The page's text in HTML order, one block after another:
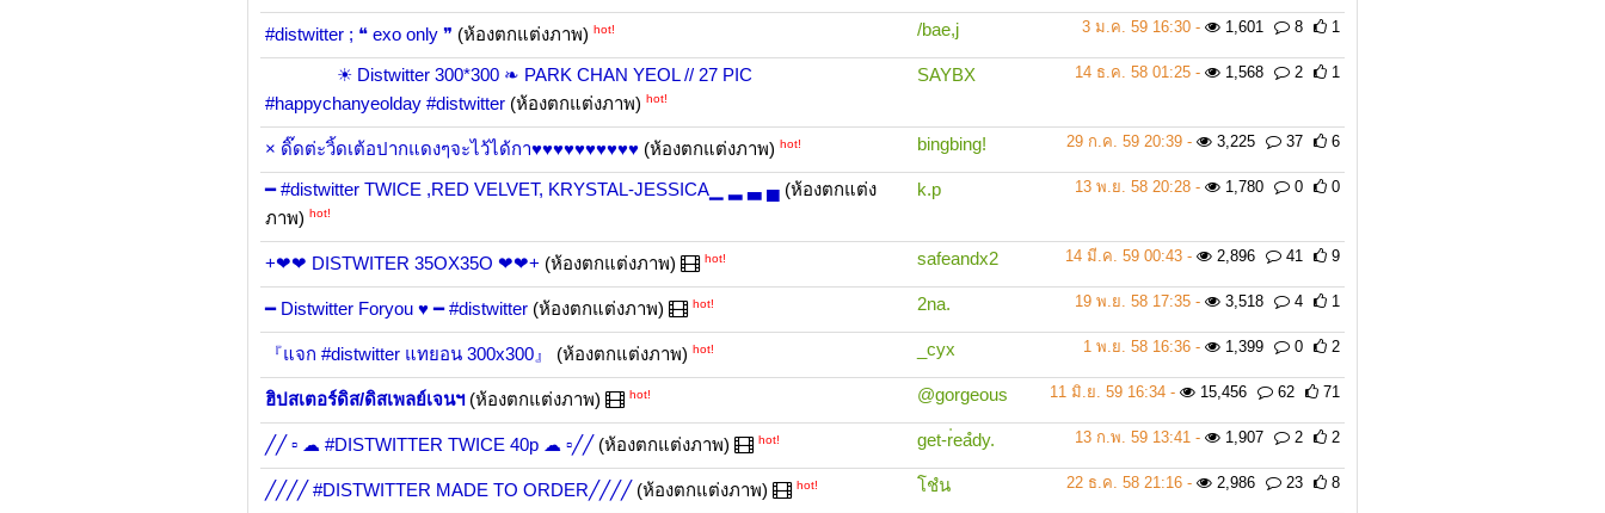
#distwitter ; ❝ exo only ❞ (ห้องตกแต่งภาพ) hot! /bae,j 3 ม.ค. 59 16:30 - 1,601 8 1
☀ Distwitter 300*300 ❧ PARK CHAN YEOL // 27 PIC
#happychanyeolday #distwitter (ห้องตกแต่งภาพ) hot!
SAYBX 14 ธ.ค. 58 01:25 - 1,568 2 1
× ดิ๊ดต่ะวิ้ดเต้อปากแดงๆจะไว้ได้กา♥♥♥♥♥♥♥♥♥♥ (ห้องตกแต่งภาพ) hot! bingbing! 29 ก.ค. 59 20:39 - 3,225 37 6
━ #distwitter TWICE ,RED VELVET, KRYSTAL-JESSICA▁ ▂ ▃ ▄ (ห้องตกแต่ง
ภาพ) hot!
k.p 13 พ.ย. 58 20:28 - 1,780 0 0
+❤❤ DISTWITER 35OX35O ❤❤+ (ห้องตกแต่งภาพ) hot! safeandx2 14 มี.ค. 59 00:43 - 2,896 41 9
━ Distwitter Foryou ♥ ━ #distwitter (ห้องตกแต่งภาพ) hot! 2na. 19 พ.ย. 58 17:35 - 3,518 4 1
『แจก #distwitter แทยอน 300x300』 (ห้องตกแต่งภาพ) hot! _cyx 1 พ.ย. 58 16:36 - 1,399 0 2
ฮิปสเตอร์ดิส/ดิสเพลย์เจนฯ(ห้องตกแต่งภาพ) hot! @gorgeous 11 มิ.ย. 59 16:34 - 15,456 62 71
╱╱ ▫ ☁ #DISTWITTER TWICE 40p ☁ ▫╱╱ (ห้องตกแต่งภาพ) hot! get-r่eaํdy. 13 ก.พ. 59 13:41 - 1,907 2 2
╱╱╱╱ #DISTWITTER MADE TO ORDER╱╱╱╱ (ห้องตกแต่งภาพ) hot! โชํน 22 ธ.ค. 58 21:16 - 2,986 23 8